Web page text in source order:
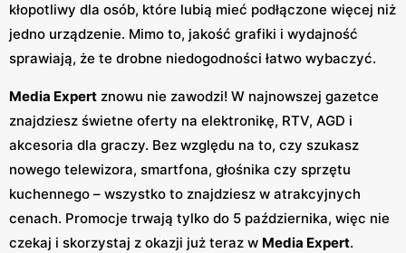
kłopotliwy dla osób, które lubią mieć podłączone więcej niż
jedno urządzenie. Mimo to, jakość grafiki i wydajność
sprawiają, że te drobne niedogodności łatwo wybaczyć.
Media Expert znowu nie zawodzi! W najnowszej gazetce
znajdziesz świetne oferty na elektronikę, RTV, AGD i
akcesoria dla graczy. Bez względu na to, czy szukasz
nowego telewizora, smartfona, głośnika czy sprzętu
kuchennego – wszystko to znajdziesz w atrakcyjnych
cenach. Promocje trwają tylko do 5 października, więc nie
czekaj i skorzystaj z okazji już teraz w Media Expert.